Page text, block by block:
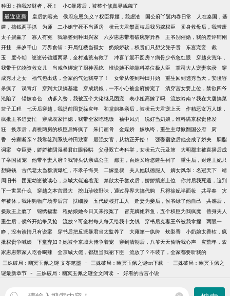
种田：挡我发财者，死！
小O暴露后，被整个修真界觊觎了
最近更新 皇后的容光 侯府忘恩负义？权臣撑腰，我虐渣 国公府丫鬟内卷日常
人在秦国，基
建，搞钱两手抓
为师 二小姐宁死不当通房 状元夫君攀高枝后我另嫁权臣
卖身救母后，我带废
太子躺赢了
寡人有冤 我靠签到种田兴家 六岁崽崽带着破碗穿异界
王爷别催婚，我的差评铺刚
开挂
来岁千山 万界食铺：开局红楼当孤女 奶娘娇软，权贵们只想父凭子贵 东宫宠妾
裁
玉
度今朝 崽崽铃铛通两界，全村逃荒有救了 冲喜丫鬟不圆房？病骨少爷急红眼
穿越灾荒年，
我带千亿物资救女儿
当咸鱼绑定了厨神系统 谁说她不能靠科举位极人臣 掌司大人宠妻实录
穿
成秀才之女
福气包出逃，全家的气运我夺了！ 女帝从签到种田开始
重生回到选秀当天，安陵容
杀疯了
误青灯 穿到大汉搞基建 穿成奶娘，一不小心被全府娇宠了
清穿宫女要上位，禁欲四爷
沦陷了
错嫁春色 劝爹入赘，我被五个大佬继兄团宠 表小姐高嫁了吗
流放岭南？我在大唐搞菜
篮子工程
七天后穿越，我提前囤货躲灾年 和堂姐换亲后，被状元夫君宠上天
作精恶女万人嫌，
疯批王爷追妻忙
穿成农家悍媳，我带全家吃饱饭 袖中凤刃
说好当奶娘，谁料满京权贵皆发
狂
换亲后，肩祧两房的权臣后悔疯了 朱门画骨 金媒娇 嫁纨绔，重生主母掀翻国公府
厨
香
分家断亲？我靠签到系统种田致富 最强女官，从坊正开始！ 强娶宿敌后他变成了娇夫
胭脂
词案
夺臣妻，娇娇被阴湿暴君红眼轻哄 父母双亡考科举，女状元六元及第
大明郡主被直播后成
了举国团宠
他带平妻入府？我转头认亲成公主 郡主，百姓又给您建生祠了
重生后，财迷王妃只
想赚钱
古代老太当群演爆红，不孝子悔哭 二嫁皇叔 夫人她以德服人 嫡女风华：名冠天下
靖
周旧书
团宠幼崽被读心，京城大佬追着宠 禁欲太子尝欢后，娇娇揣崽上位
你封后我死遁，追到
下一世哭什么
穿越之本宫最大 挖山珍收野味，通过异界大搞代购 只得徐妃半面妆 共寻春
灾
年被休，我用购物广场养后宫
扶细腰 五代硬核打工人 贬妻为妾后，侯爷绿了他自己
共感后，
摄政王上瘾了
锦绣福妻 程姑娘她今日又来报案了 冒充嫡姐养鱼，五个权臣为我疯魔
替身夫人
重生后，侯爷开始争又抢
流放？可全村每人每天给我十文钱 穿书后克妻王爷被我拿捏
两眼一
睁，没有谈情只有说案
穿书后把反派暴君当太监养了 大雍第一纨绔 炊梨香
小奶娘太香软，疯
批权贵争喊娘
下堂弃妇？她被全京城大佬争着宠 穿到清朝后，八爷天天偷听我心声
灾荒年，农
家崽崽带家人吃香喝辣
全京城大佬，都想当我裙下臣
流放了？不装了，全家都要听我的
三姝破局：幽冥玉佩之谜 文苓笔墨 - 三姝破局：幽冥玉佩之谜txt下载 - 三姝破局：幽冥玉佩之
谜最新章节 - 三姝破局：幽冥玉佩之谜全文阅读 - 好看的古言小说